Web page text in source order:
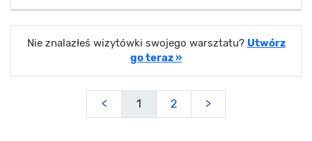
Nie znalazłeś wizytówki swojego warsztatu? Utwórz
go teraz »
< 1 2 >